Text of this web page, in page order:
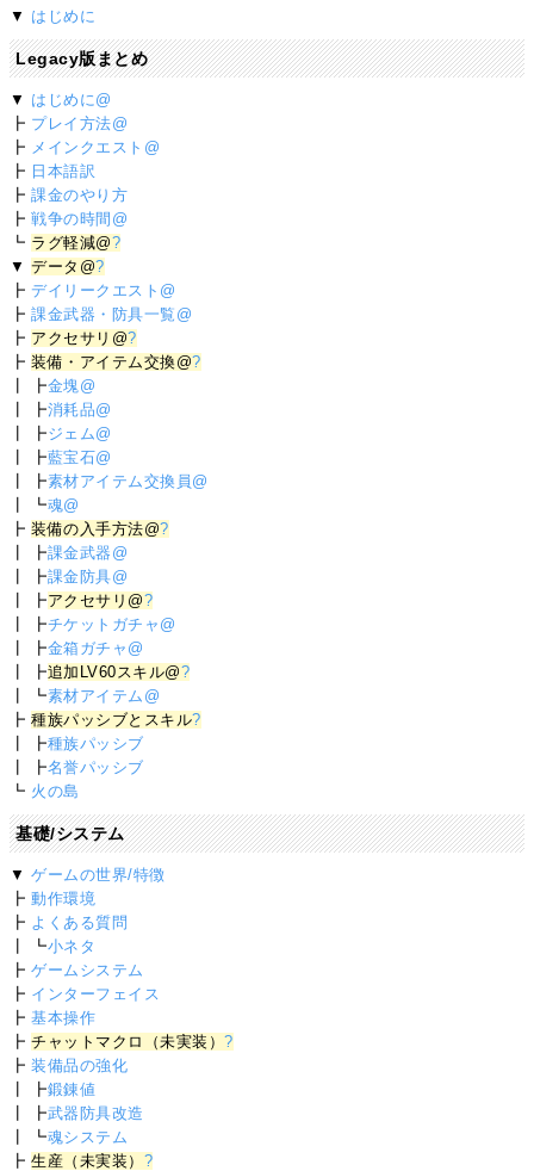
▼ はじめに
Legacy版まとめ
▼ はじめに@
┣ プレイ方法@
┣ メインクエスト@
┣ 日本語訳
┣課金のやり方
┣戦争の時間@
┗ ラグ軽減@?
▼データ@?
┣デイリークエスト@
┣課金武器・防具一覧@
┣ アクセサリ@?
┣装備・アイテム交換@?
┃ ┣金塊@
┃ ┣消耗品@
┃ ┣ジェム@
┃ ┣藍宝石@
┃ ┣素材アイテム交換員@
┃ ┗魂@
┣装備の入手方法@?
┃ ┣課金武器@
┃ ┣課金防具@
┃ ┣アクセサリ@?
┃ ┣チケットガチャ@
┃ ┣金箱ガチャ@
┃ ┣追加LV60スキル@?
┃ ┗素材アイテム@
┣種族パッシブとスキル?
┃ ┣種族パッシブ
┃ ┣名誉パッシブ
┗ 火の島
基礎/システム
▼ゲームの世界/特徴
┣動作環境
┣ よくある質問
┃ ┗小ネタ
┣ゲームシステム
┣ インターフェイス
┣基本操作
┣チャットマクロ（未実装）?
┣装備品の強化
┃ ┣鍛錬値
┃ ┣武器防具改造
┃ ┗魂システム
┣生産（未実装） ?